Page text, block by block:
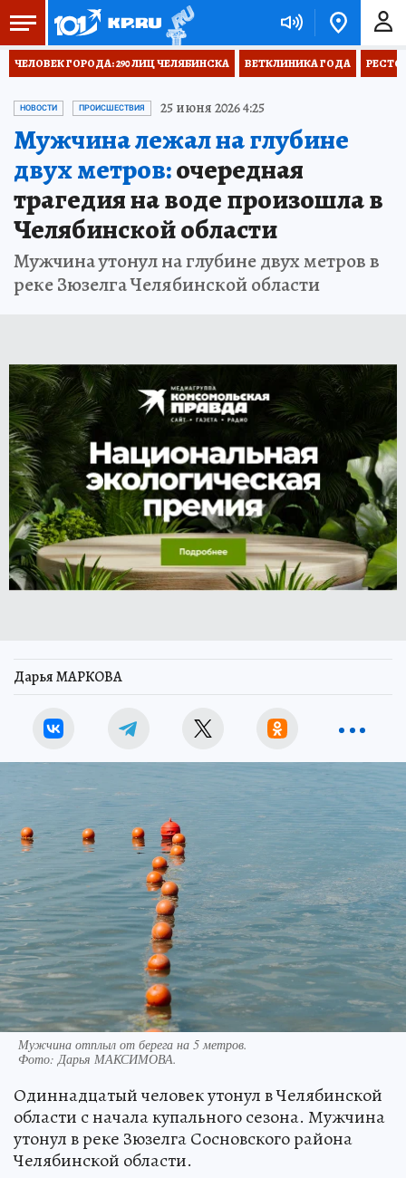
ЧЕЛОВЕК ГОРОДА: 290 ЛИЦ ЧЕЛЯБИНСКА ВЕТКЛИНИКА ГОДА
НОВОСТИ ПРОИСШЕСТВИЯ 25 июня 2026 4:25
Мужчина лежал на глубине
двух метров:очередная
трагедия на воде произошла в
Челябинской области
Мужчина утонул на глубине двух метров в
реке Зюзелга Челябинской области
Дарья МАРКОВА
Мужчина отплыл от берега на 5 метров.
Фото: Дарья МАКСИМОВА.
Одиннадцатый человек утонул в Челябинской
области с начала купального сезона. Мужчина
утонул в реке Зюзелга Сосновского района
Челябинской области.